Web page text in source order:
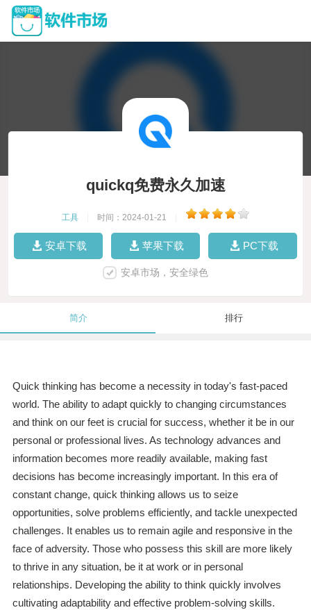
quickq免费永久加速
工具 时间：2024-01-21
安卓下载 苹果下载 PC下载
安卓市场，安全绿色
简介 排行
Quick thinking has become a necessity in today's fast-paced
world. The ability to adapt quickly to changing circumstances
and think on our feet is crucial for success, whether it be in our
personal or professional lives. As technology advances and
information becomes more readily available, making fast
decisions has become increasingly important. In this era of
constant change, quick thinking allows us to seize
opportunities, solve problems efficiently, and tackle unexpected
challenges. It enables us to remain agile and responsive in the
face of adversity. Those who possess this skill are more likely
to thrive in any situation, be it at work or in personal
relationships. Developing the ability to think quickly involves
cultivating adaptability and effective problem-solving skills.